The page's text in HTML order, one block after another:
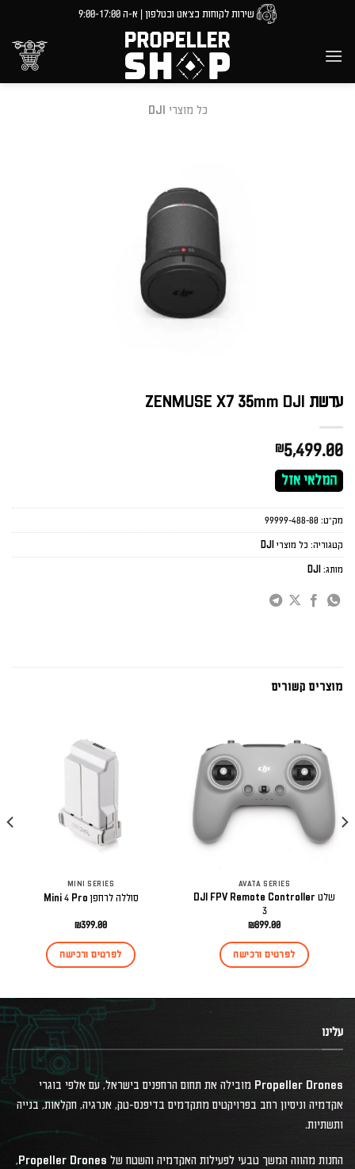
content
שירות לקוחות בצ'אט ובטלפון | א-ה 9:00-17:00
כל מוצרי DJI
עדשת ZENMUSE X7 35mm DJI
₪5,499.00
המלאי אזל
מק"ט: 99999-488-80
קטגוריה: כל מוצרי DJI
מותג: DJI
מוצרים קשורים
AVATA SERIES
שלט DJI FPV Remote Controller
3
₪899.00
לפרטים ורכישה
MINI SERIES
סוללה לרחפן Mini 4 Pro
₪399.00
לפרטים ורכישה
עלינו
Propeller Drones מובילה את תחום הרחפנים בישראל, עם אלפי בוגרי
אקדמיה וניסיון רחב בפרויקטים מתקדמים בדיפנס-טק, אנרגיה, חקלאות, בנייה
ותשתיות.
החנות מהווה המשך טבעי לפעילות האקדמיה והשטח של Propeller Drones,